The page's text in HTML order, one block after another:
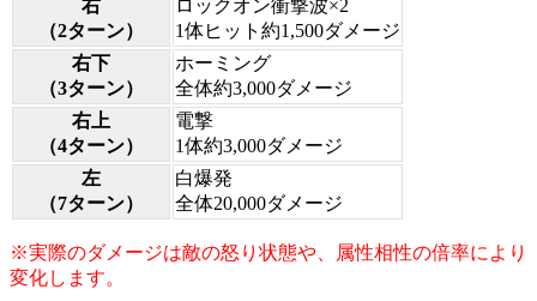
右
（2ターン）
ロックオン衝撃波×2
1体ヒット約1,500ダメージ
右下
（3ターン）
ホーミング
全体約3,000ダメージ
右上
（4ターン）
電撃
1体約3,000ダメージ
左
（7ターン）
白爆発
全体20,000ダメージ
※実際のダメージは敵の怒り状態や、属性相性の倍率により
変化します。